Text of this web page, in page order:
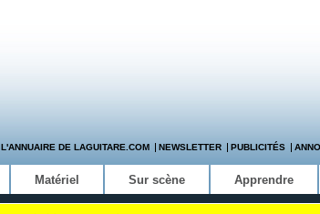
L'ANNUAIRE DE LAGUITARE.COM NEWSLETTER PUBLICITÉS
Matériel Sur scène Apprendre